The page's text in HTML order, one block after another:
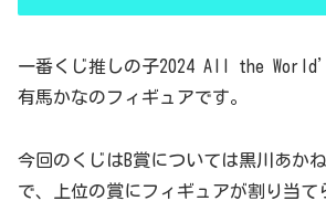
一番くじ推しの子2024 All the
有馬かなのフィギュアです。
今回のくじはB賞については黒川あか
で、上位の賞にフィギュアが割り当て